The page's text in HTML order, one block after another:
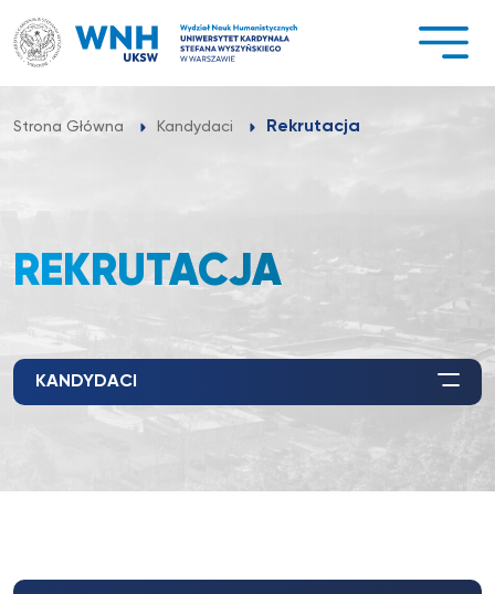
do
treści
Strona Główna Kandydaci Rekrutacja
REKRUTACJA
KANDYDACI